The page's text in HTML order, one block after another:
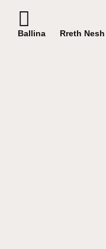
Ballina Rreth Nesh